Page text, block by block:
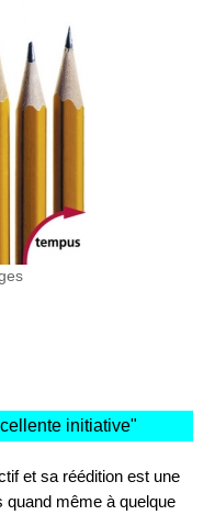
initiative"
et sa réédition est une
quand même à quelque